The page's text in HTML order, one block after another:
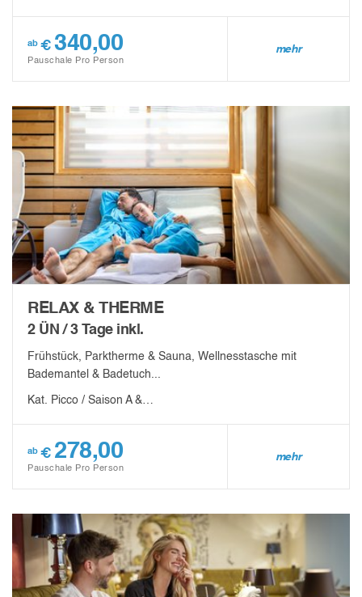
ab € 340,00
Pauschale Pro Person
mehr
RELAX & THERME
2 ÜN / 3 Tage inkl.
Frühstück, Parktherme & Sauna, Wellnesstasche mit
Bademantel & Badetuch...
Kat. Picco / Saison A &…
ab € 278,00
Pauschale Pro Person
mehr